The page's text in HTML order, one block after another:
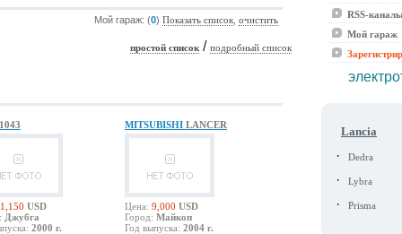
Мой гараж: (0)Показать список ,очистить
простой список /подробный список
1,150 USD
Джубга
2000 г.
MITSUBISHI LANCER
Цена: 9,000 USD
Город: Майкоп
Год выпуска: 2004 г.
RSS-
Мой гараж
Lancia
· Dedra
· Lybra
· Prisma